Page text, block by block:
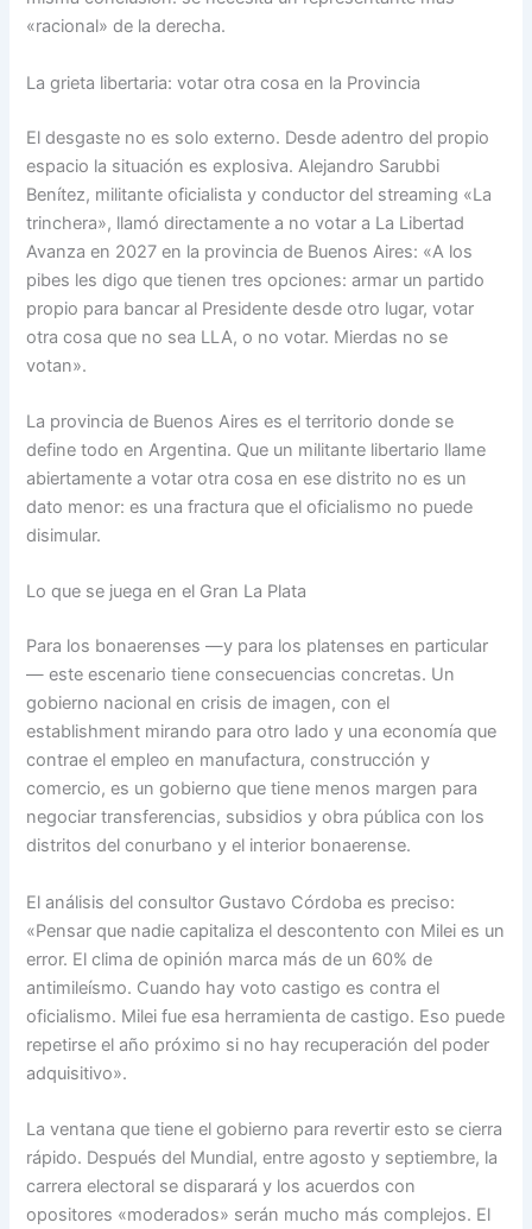
«racional» de la derecha.
La grieta libertaria: votar otra cosa en la Provincia
El desgaste no es solo externo. Desde adentro del propio
espacio la situación es explosiva. Alejandro Sarubbi
Benítez, militante oficialista y conductor del streaming «La
trinchera», llamó directamente a no votar a La Libertad
Avanza en 2027 en la provincia de Buenos Aires: «A los
pibes les digo que tienen tres opciones: armar un partido
propio para bancar al Presidente desde otro lugar, votar
otra cosa que no sea LLA, o no votar. Mierdas no se
votan».
La provincia de Buenos Aires es el territorio donde se
define todo en Argentina. Que un militante libertario llame
abiertamente a votar otra cosa en ese distrito no es un
dato menor: es una fractura que el oficialismo no puede
disimular.
Lo que se juega en el Gran La Plata
Para los bonaerenses —y para los platenses en particular
— este escenario tiene consecuencias concretas. Un
gobierno nacional en crisis de imagen, con el
establishment mirando para otro lado y una economía que
contrae el empleo en manufactura, construcción y
comercio, es un gobierno que tiene menos margen para
negociar transferencias, subsidios y obra pública con los
distritos del conurbano y el interior bonaerense.
El análisis del consultor Gustavo Córdoba es preciso:
«Pensar que nadie capitaliza el descontento con Milei es un
error. El clima de opinión marca más de un 60% de
antimileísmo. Cuando hay voto castigo es contra el
oficialismo. Milei fue esa herramienta de castigo. Eso puede
repetirse el año próximo si no hay recuperación del poder
adquisitivo».
La ventana que tiene el gobierno para revertir esto se cierra
rápido. Después del Mundial, entre agosto y septiembre, la
carrera electoral se disparará y los acuerdos con
opositores «moderados» serán mucho más complejos. El